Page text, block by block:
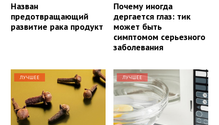
Назван
предотвращающий
развитие рака продукт
Почему иногда
дергается глаз: тик
может быть
симптомом серьезного
заболевания
ЛУЧШЕЕ ЛУЧШЕЕ